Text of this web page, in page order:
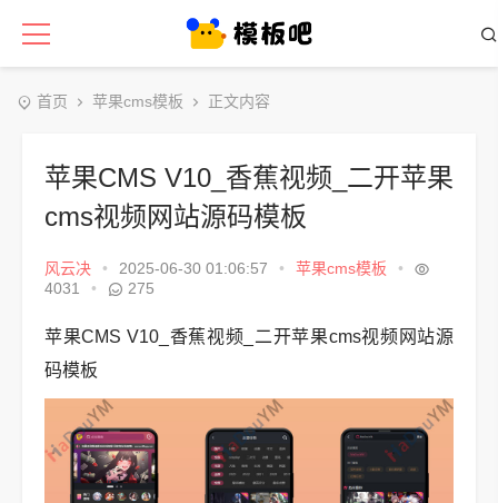
首页 苹果cms模板 正文内容
苹果CMS V10_香蕉视频_二开苹果
cms视频网站源码模板
风云决 • 2025-06-30 01:06:57 • 苹果cms模板
•
4031
• 275
苹果CMS V10_香蕉视频_二开苹果cms视频网站源
码模板